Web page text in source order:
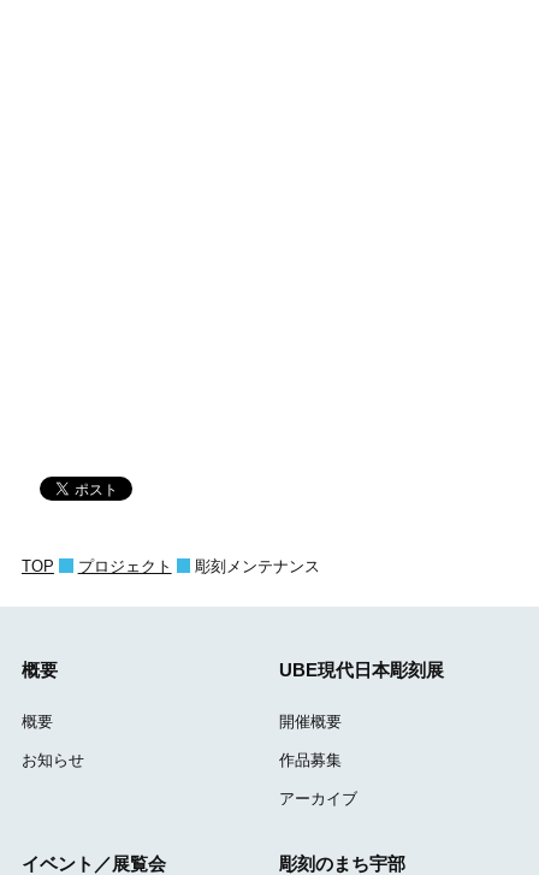
TOP プロジェクト 彫刻メンテナンス
概要
概要
お知らせ
UBE現代日本彫刻展
開催概要
作品募集
アーカイブ
イベント／展覧会 彫刻のまち宇部